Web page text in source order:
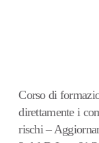
Corso di
direttamente i
rischi –